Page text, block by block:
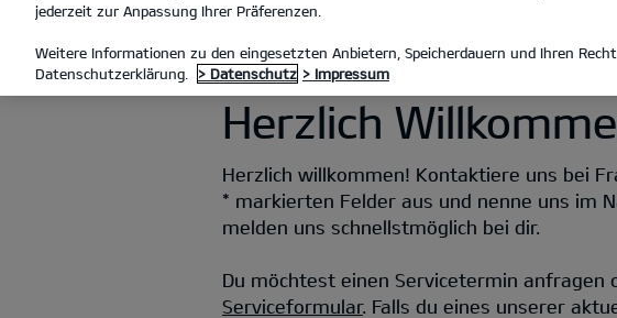
KONTAKT
Herzlich
Herzlich willkommen! Kontaktiere uns bei
* markierten Felder aus und nenne uns im
melden uns schnellstmöglich bei dir.
Du möchtest einen Servicetermin anfragen
Serviceformular. Falls du eines unserer
jederzeit zur Anpassung Ihrer Präferenzen.
Weitere Informationen zu den eingesetzten Anbietern, Speicherdauern und Ihren
Datenschutzerklärung.
> Datenschutz > Impressum